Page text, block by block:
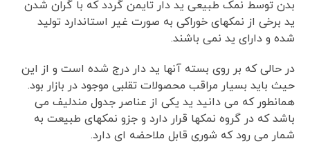
بدن توسط نمک طبیعی ید دار تایمن گردد که با گران شدن
ید برخی از نمکهای خوراکی به صورت غیر استاندارد تولید
شده و دارای ید نمی باشند.
در حالی که بر روی بسته آنها ید دار درج شده است و از این
حیث باید بسیار مراقب محصولات تقلبی موجود در بازار بود.
همانطور که می دانید ید یکی از عناصر جدول مندلیف می
باشد که در گروه نمکها قرار دارد و جزو نمکهای طبیعت به
شمار می رود که شوری قابل ملاحضه ای دارد.